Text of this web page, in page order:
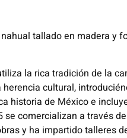
tallado en madera y
la rica tradición de la
cultural,
historia de México e
comercializan a través
y ha impartido talleres